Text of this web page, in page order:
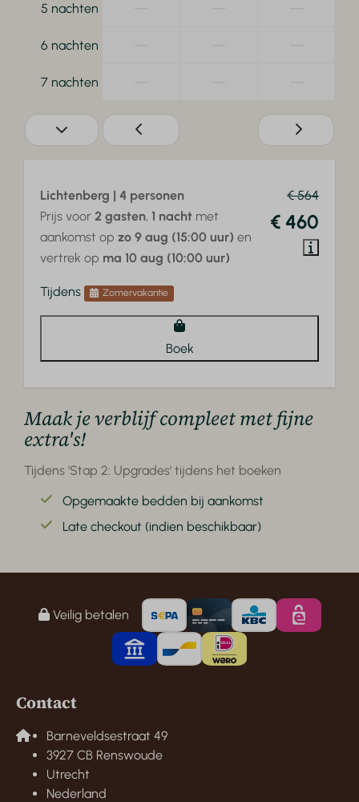
5 nachten
6 nachten
7 nachten
€ 564
€ 460
Lichtenberg | 4 personen
Prijs voor 2 gasten, 1 nacht met
aankomst op zo 9 aug (15:00 uur) en
vertrek op ma 10 aug (10:00 uur)
Tijdens Zomervakantie
Boek
Maak je verblijf compleet met fijne
extra's!
Tijdens 'Stap 2: Upgrades' tijdens het boeken
Opgemaakte bedden bij aankomst
Late checkout (indien beschikbaar)
Veilig betalen
Contact
Barneveldsestraat 49
3927 CB Renswoude
Utrecht
Nederland